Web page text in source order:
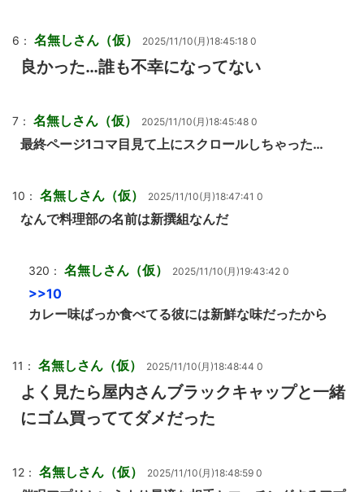
6： 名無しさん（仮） 2025/11/10(月)18:45:18 0
良かった…誰も不幸になってない
7： 名無しさん（仮） 2025/11/10(月)18:45:48 0
最終ページ1コマ目見て上にスクロールしちゃった…
10： 名無しさん（仮） 2025/11/10(月)18:47:41 0
なんで料理部の名前は新撰組なんだ
320： 名無しさん（仮） 2025/11/10(月)19:43:42 0
>>10
カレー味ばっか食べてる彼には新鮮な味だったから
11： 名無しさん（仮） 2025/11/10(月)18:48:44 0
よく見たら屋内さんブラックキャップと一緒
にゴム買っててダメだった
12： 名無しさん（仮） 2025/11/10(月)18:48:59 0